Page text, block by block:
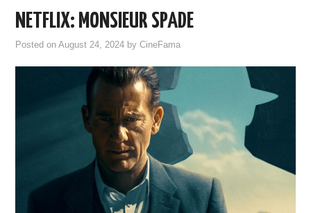
EN CINES
ESPAÑOL
NETFLIX: MONSIEUR SPADE
Posted onAugust 24, 2024 byCineFama